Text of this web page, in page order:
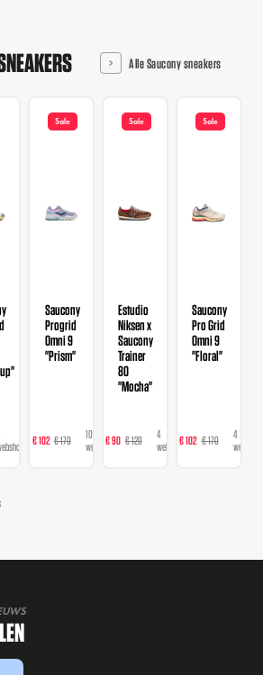
Alle Saucony sneakers
Sale
Saucony
Progrid
Omni 9
"Prism"
€ 102 € 170
10
webshops
Sale
Estudio
Niksen x
Saucony
Trainer
80
"Mocha"
€ 90 € 120
4
webshops
Sale
Saucony
Pro Grid
Omni 9
"Floral"
€ 102 € 170
4
webshops